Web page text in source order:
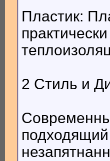
Пластик:
2 Стиль и